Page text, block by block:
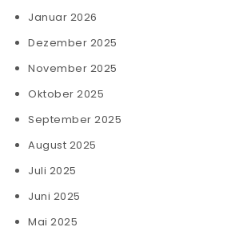
Januar 2026
Dezember 2025
November 2025
Oktober 2025
September 2025
August 2025
Juli 2025
Juni 2025
Mai 2025